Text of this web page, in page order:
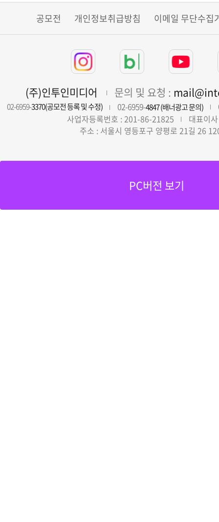
공모전 개인정보취급방침 이메일 무단수집
(주)인투인미디어 문의 및 요청 :
02-6959-3370(공모전 등록 및 수정) 02-6959-4847 (배너광고 문의)
사업자등록번호 : 201-86-21825
대표이
주소 : 서울시 영등포구 양평로 21길 26
PC버전 보기